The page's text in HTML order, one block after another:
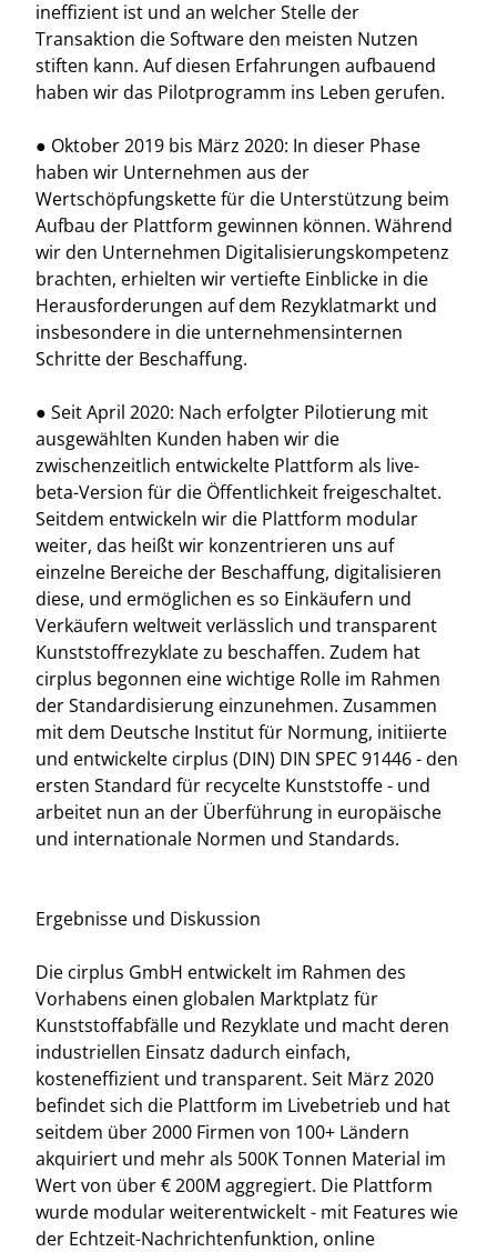
ineffizient ist und an welcher Stelle der
Transaktion die Software den meisten Nutzen
stiften kann. Auf diesen Erfahrungen aufbauend
haben wir das Pilotprogramm ins Leben gerufen.
● Oktober 2019 bis März 2020: In dieser Phase
haben wir Unternehmen aus der
Wertschöpfungskette für die Unterstützung beim
Aufbau der Plattform gewinnen können. Während
wir den Unternehmen Digitalisierungskompetenz
brachten, erhielten wir vertiefte Einblicke in die
Herausforderungen auf dem Rezyklatmarkt und
insbesondere in die unternehmensinternen
Schritte der Beschaffung.
● Seit April 2020: Nach erfolgter Pilotierung mit
ausgewählten Kunden haben wir die
zwischenzeitlich entwickelte Plattform als live-
beta-Version für die Öffentlichkeit freigeschaltet.
Seitdem entwickeln wir die Plattform modular
weiter, das heißt wir konzentrieren uns auf
einzelne Bereiche der Beschaffung, digitalisieren
diese, und ermöglichen es so Einkäufern und
Verkäufern weltweit verlässlich und transparent
Kunststoffrezyklate zu beschaffen. Zudem hat
cirplus begonnen eine wichtige Rolle im Rahmen
der Standardisierung einzunehmen. Zusammen
mit dem Deutsche Institut für Normung, initiierte
und entwickelte cirplus (DIN) DIN SPEC 91446 - den
ersten Standard für recycelte Kunststoffe - und
arbeitet nun an der Überführung in europäische
und internationale Normen und Standards.
Ergebnisse und Diskussion
Die cirplus GmbH entwickelt im Rahmen des
Vorhabens einen globalen Marktplatz für
Kunststoffabfälle und Rezyklate und macht deren
industriellen Einsatz dadurch einfach,
kosteneffizient und transparent. Seit März 2020
befindet sich die Plattform im Livebetrieb und hat
seitdem über 2000 Firmen von 100+ Ländern
akquiriert und mehr als 500K Tonnen Material im
Wert von über € 200M aggregiert. Die Plattform
wurde modular weiterentwickelt - mit Features wie
der Echtzeit-Nachrichtenfunktion, online